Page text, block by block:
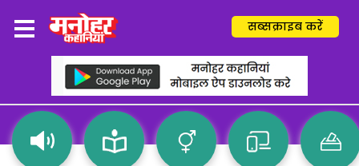
सब्सक्राइब करें